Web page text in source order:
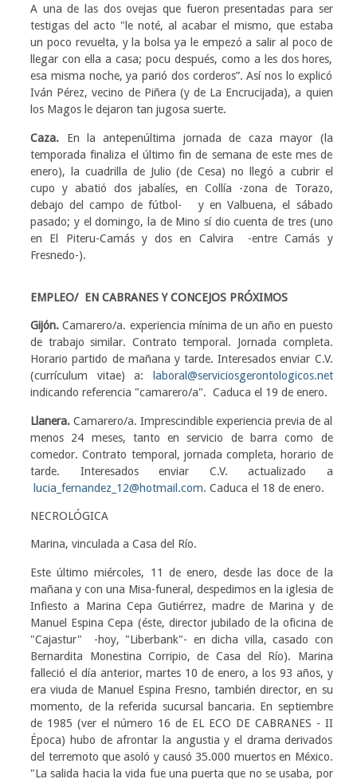
A una de las dos ovejas que fueron presentadas para ser
testigas del acto "le noté, al acabar el mismo, que estaba
un poco revuelta, y la bolsa ya le empezó a salir al poco de
llegar con ella a casa; pocu después, como a les dos hores,
esa misma noche, ya parió dos corderos”. Así nos lo explicó
Iván Pérez, vecino de Piñera (y de La Encrucijada), a quien
los Magos le dejaron tan jugosa suerte.
Caza. En la antepenúltima jornada de caza mayor (la
temporada finaliza el último fin de semana de este mes de
enero), la cuadrilla de Julio (de Cesa) no llegó a cubrir el
cupo y abatió dos jabalíes, en Collía -zona de Torazo,
debajo del campo de fútbol- y en Valbuena, el sábado
pasado; y el domingo, la de Mino sí dio cuenta de tres (uno
en El Piteru-Camás y dos en Calvira -entre Camás y
Fresnedo-).
EMPLEO/ EN CABRANES Y CONCEJOS PRÓXIMOS
Gijón. Camarero/a. experiencia mínima de un año en puesto
de trabajo similar. Contrato temporal. Jornada completa.
Horario partido de mañana y tarde. Interesados enviar C.V.
(currículum vitae) a:
laboral@serviciosgerontologicos.net
indicando referencia "camarero/a". Caduca el 19 de enero.
Llanera. Camarero/a. Imprescindible experiencia previa de al
menos 24 meses, tanto en servicio de barra como de
comedor. Contrato temporal, jornada completa, horario de
tarde. Interesados enviar C.V. actualizado a
lucia_fernandez_12@hotmail.com. Caduca el 18 de enero.
NECROLÓGICA
Marina, vinculada a Casa del Río.
Este último miércoles, 11 de enero, desde las doce de la
mañana y con una Misa-funeral, despedimos en la iglesia de
Infiesto a Marina Cepa Gutiérrez, madre de Marina y de
Manuel Espina Cepa (éste, director jubilado de la oficina de
"Cajastur" -hoy, "Liberbank"- en dicha villa, casado con
Bernardita Monestina Corripio, de Casa del Río). Marina
falleció el día anterior, martes 10 de enero, a los 93 años, y
era viuda de Manuel Espina Fresno, también director, en su
momento, de la referida sucursal bancaria. En septiembre
de 1985 (ver el número 16 de EL ECO DE CABRANES - II
Época) hubo de afrontar la angustia y el drama derivados
del terremoto que asoló y causó 35.000 muertos en México.
"La salida hacia la vida fue una puerta que no se usaba, por